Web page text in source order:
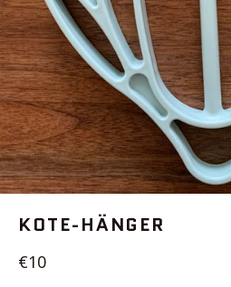
KOTE-HÄNGER
Normaler
€10